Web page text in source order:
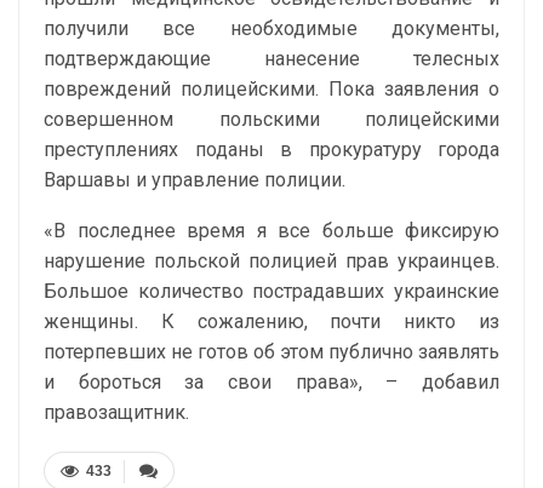
получили все необходимые документы,
подтверждающие нанесение телесных
повреждений полицейскими. Пока заявления о
совершенном польскими полицейскими
преступлениях поданы в прокуратуру города
Варшавы и управление полиции.
«В последнее время я все больше фиксирую
нарушение польской полицией прав украинцев.
Большое количество пострадавших украинские
женщины. К сожалению, почти никто из
потерпевших не готов об этом публично заявлять
и бороться за свои права», – добавил
правозащитник.
433